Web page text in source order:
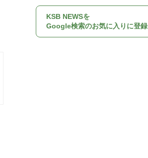
KSB NEWSを
Google検索のお気に入りに登録